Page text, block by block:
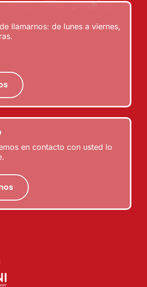
llamarnos: de lunes a viernes,
en contacto con usted lo